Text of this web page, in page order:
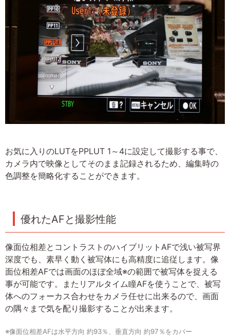
お気に入りのLUTをPPLUT 1～4に設定して撮影する事で、
カメラ内で映像としてそのまま記録されるため、編集時の
色調整を簡略化することができます。
優れたAFと撮影性能
像面位相差とコントラストのハイブリットAFで浅い被写界
深度でも、素早く動く被写体にも高精度に追従します。像
面位相差AFでは画面のほぼ全域※の範囲で被写体を捉える
事が可能です。またリアルタイム瞳AFを使うことで、被写
体へのフォーカス合わせをカメラ任せに出来るので、画面
の隅々まで気を配り撮影することが出来ます。
※像面位相差AFは水平方向 約93％、垂直方向 約97％をカバー